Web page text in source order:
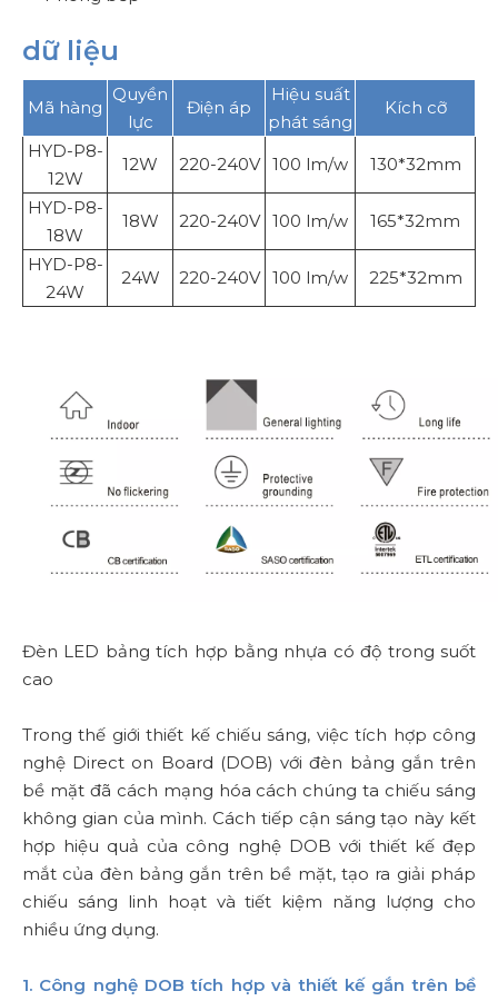
dữ liệu
Mã hàng
Quyền
lực
Điện áp
Hiệu suất
phát sáng
Kích cỡ
HYD-P8-
12W
12W 220-240V 100 lm/w 130*32mm
HYD-P8-
18W
18W 220-240V 100 lm/w 165*32mm
HYD-P8-
24W
24W 220-240V 100 lm/w 225*32mm
Đèn LED bảng tích hợp bằng nhựa có độ trong suốt
cao
Trong thế giới thiết kế chiếu sáng, việc tích hợp công
nghệ Direct on Board (DOB) với đèn bảng gắn trên
bề mặt đã cách mạng hóa cách chúng ta chiếu sáng
không gian của mình. Cách tiếp cận sáng tạo này kết
hợp hiệu quả của công nghệ DOB với thiết kế đẹp
mắt của đèn bảng gắn trên bề mặt, tạo ra giải pháp
chiếu sáng linh hoạt và tiết kiệm năng lượng cho
nhiều ứng dụng.
1. Công nghệ DOB tích hợp và thiết kế gắn trên bề